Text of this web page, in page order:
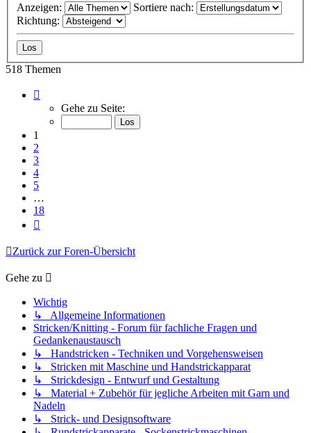
Anzeigen:
Sortiere nach:
Richtung:
518 Themen
von
Gehe zu Seite:
1
2
3
4
5
…
18
Zurück zur Foren-Übersicht
Gehe zu
Wichtig
↳ Allgemeine Informationen
Stricken/Knitting - Forum für fachliche Fragen und
Gedankenaustausch
↳ Handstricken - Techniken und Vorgehensweisen
↳ Stricken mit Maschine und Handstrickapparat
↳ Strickdesign - Entwurf und Gestaltung
↳ Material + Zubehör für jegliche Arbeiten mit Garn und
Nadeln
↳ Strick- und Designsoftware